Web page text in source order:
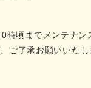
頃までメンテナン
ご了承お願いいたし